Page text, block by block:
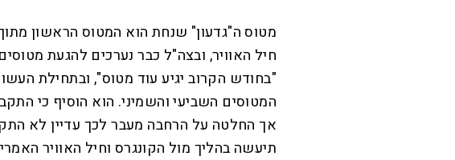
מטוס ה"גדעון" שנחת הוא המטוס הראשון
חיל האוויר, ובצה"ל כבר נערכים להגעת
"בחודש הקרוב יגיע עוד מטוס", ובתחילת
המטוסים השביעי והשמיני. הוא הוסיף כי
אך החלטה על הרחבה מעבר לכך עדיין לא
תיעשה בהליך מול הקונגרס וחיל האוויר